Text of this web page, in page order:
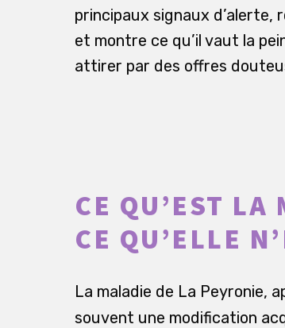
principaux signaux d’alerte,
et montre ce qu’il vaut la
attirer par des offres
CE QU’EST
CE QU’ELLE
La maladie de La Peyronie,
souvent une modification